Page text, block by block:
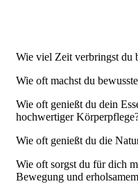
Wie viel Zeit verbringst du
Wie oft machst du
Wie oft genießt du dein
hochwertiger
Wie oft genießt du die
Wie oft sorgst du für dich
Bewegung und